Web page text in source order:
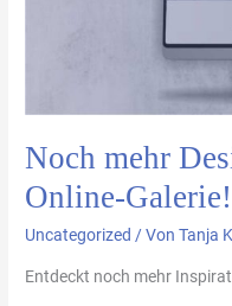
Noch mehr
Online-Galerie!
Uncategorized / VonTanja
Entdeckt noch mehr